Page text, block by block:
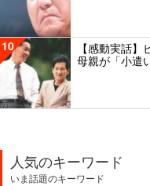
10
【感動実話
母親が「小遣
人気のキーワード
いま話題のキーワード